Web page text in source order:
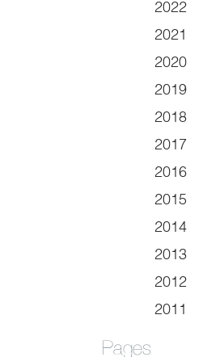
2022
2021
2020
2019
2018
2017
2016
2015
2014
2013
2012
2011
Pages